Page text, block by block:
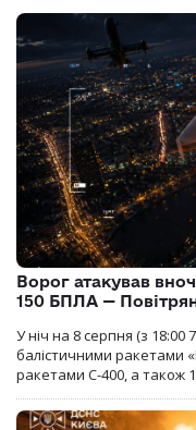
Ворог атакував
150 БПЛА —
У ніч на 8 серпня (з
балістичними ракетами
ракетами С-400, а також